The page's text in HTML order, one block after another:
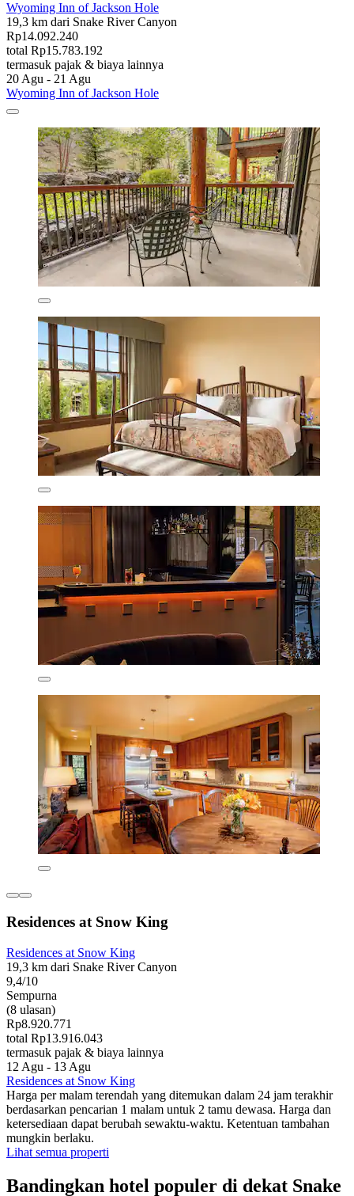
Wyoming Inn of Jackson Hole
19,3 km dari Snake River Canyon
Rp14.092.240
total Rp15.783.192
termasuk pajak & biaya lainnya
20 Agu - 21 Agu
Wyoming Inn of Jackson Hole
Residences at Snow King
Residences at Snow King
19,3 km dari Snake River Canyon
9,4/10
Sempurna
(8 ulasan)
Rp8.920.771
total Rp13.916.043
termasuk pajak & biaya lainnya
12 Agu - 13 Agu
Residences at Snow King
Harga per malam terendah yang ditemukan dalam 24 jam terakhir
berdasarkan pencarian 1 malam untuk 2 tamu dewasa. Harga dan
ketersediaan dapat berubah sewaktu-waktu. Ketentuan tambahan
mungkin berlaku.
Lihat semua properti
Bandingkan hotel populer di dekat Snake